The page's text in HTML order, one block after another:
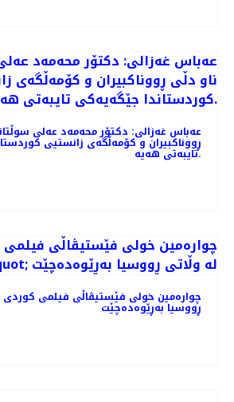
عه‌باس غه‌زالی: دکتۆر محەمەد عەلی
ڕووناکبیران و کۆمەڵگەی زانستیی
تایبەتی هەیە.
چواره‌مین خولی فێستیڤاڵی فیلمی
ڕووسیا بەڕێوەده‌چێت